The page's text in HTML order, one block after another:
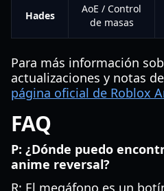
Hades
AoE / Control
de masas
Para más información
actualizaciones y notas
página oficial de Roblox
FAQ
P: ¿Dónde puedo
anime reversal?
R: El megáfono es un